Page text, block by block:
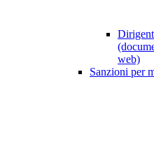
web)
Sanzioni per